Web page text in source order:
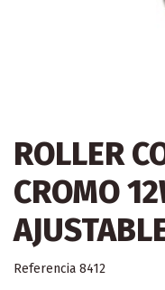
ROLLER
CROMO
Referencia 8412